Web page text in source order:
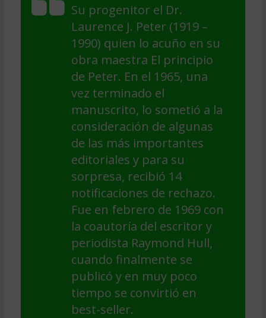
Su progenitor el Dr.
Laurence J. Peter (1919 –
1990) quien lo acuño en su
obra maestra El principio
de Peter. En el 1965, una
vez terminado el
manuscrito, lo sometió a la
consideración de algunas
de las más importantes
editoriales y para su
sorpresa, recibió 14
notificaciones de rechazo.
Fue en febrero de 1969 con
la coautoría del escritor y
periodista Raymond Hull,
cuando finalmente se
publicó y en muy poco
tiempo se convirtió en
best-seller.